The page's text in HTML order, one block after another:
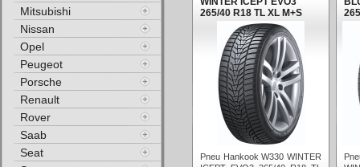
265/40 R18 TL XL M+S
3PMSF FR 101V Zimní
Pneu Hankook W330 WINTER
Mitsubishi
Nissan
Opel
Peugeot
Porsche
Renault
Rover
Saab
Seat